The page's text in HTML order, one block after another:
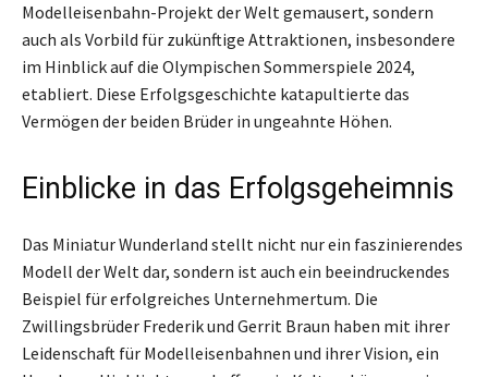
Modelleisenbahn-Projekt der Welt gemausert, sondern
auch als Vorbild für zukünftige Attraktionen, insbesondere
im Hinblick auf die Olympischen Sommerspiele 2024,
etabliert. Diese Erfolgsgeschichte katapultierte das
Vermögen der beiden Brüder in ungeahnte Höhen.
Einblicke in das Erfolgsgeheimnis
Das Miniatur Wunderland stellt nicht nur ein faszinierendes
Modell der Welt dar, sondern ist auch ein beeindruckendes
Beispiel für erfolgreiches Unternehmertum. Die
Zwillingsbrüder Frederik und Gerrit Braun haben mit ihrer
Leidenschaft für Modelleisenbahnen und ihrer Vision, ein